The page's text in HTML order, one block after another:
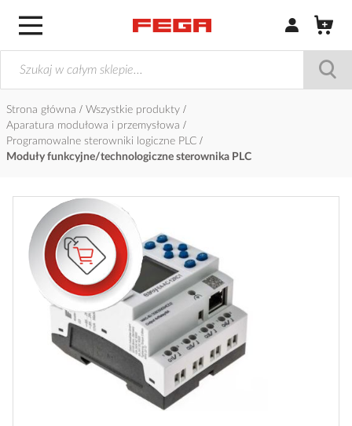
Zaloguj się /
Strona główna
Wszystkie produkty
Aparatura modułowa i przemysłowa
Programowalne sterowniki logiczne PLC
Moduły funkcyjne/technologiczne sterownika PLC
koniec
galerii